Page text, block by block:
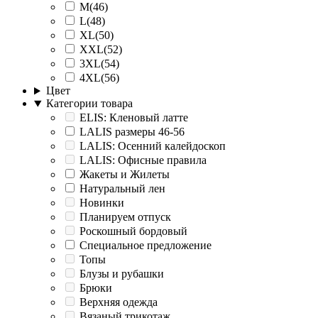
M(46)
L(48)
XL(50)
XXL(52)
3XL(54)
4XL(56)
Цвет
Категории товара
ELIS: Кленовый латте
LALIS размеры 46-56
LALIS: Осенний калейдоскоп
LALIS: Офисные правила
Жакеты и Жилеты
Натуральный лен
Новинки
Планируем отпуск
Роскошный бордовый
Специальное предложение
Топы
Блузы и рубашки
Брюки
Верхняя одежда